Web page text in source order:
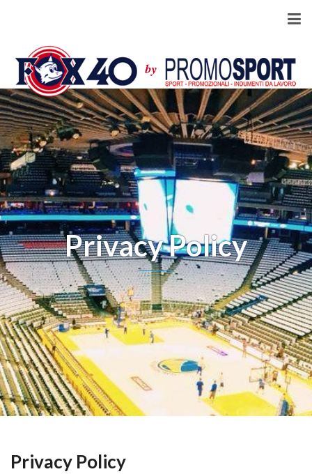
Privacy Policy
Privacy Policy